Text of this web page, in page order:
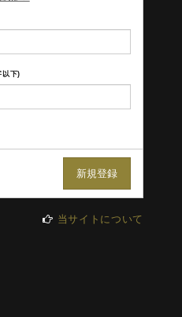
以下)
当サイトについて